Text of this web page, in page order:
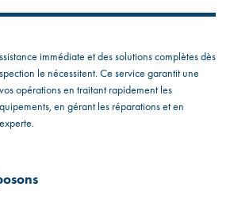
immédiate et des solutions complètes dès
le nécessitent. Ce service garantit une
opérations en traitant rapidement les
en gérant les réparations et en